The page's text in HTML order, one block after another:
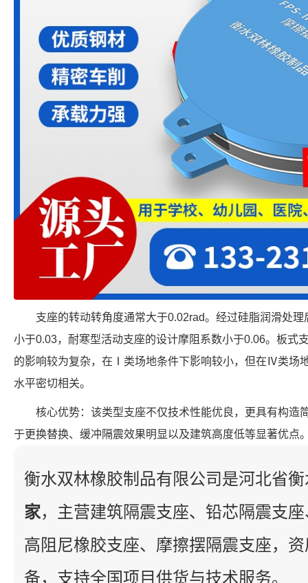
支座的转动转角度通常大于0.02rad。经过硅脂润滑处
小于0.03，耐寒型活动支座的设计摩阻系数小于0.06。板式
的影响较为复杂，在Ⅰ类场地条件下影响较小，但在Ⅳ类场
水平密切相关。
核心优势：该类型支座不仅技术性能优良，更具有构造
于更换替换、缓冲隔震效果明显以及建筑高度低等显著优点
衡水双林橡胶制品有限公司是河北省
家，主营建筑隔震支座、铅芯隔震支
高阻尼橡胶支座、摩擦摆隔震支座，
备，支持全国项目供货与技术服务。